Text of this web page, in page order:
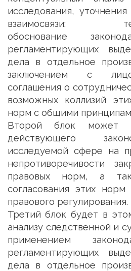
исследования,
взаимосвязи;
обоснование
регламентирующих
дела в отдельное
заключением с
соглашения о
возможных коллизий
норм с общими
Второй блок может
действующего
исследуемой сфере на
непротиворечивости
правовых норм, а
согласования этих
правового регулирования.
Третий блок будет в
анализу следственной и
применением
регламентирующих
дела в отдельное